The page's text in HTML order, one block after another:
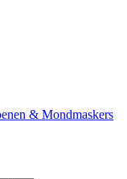
& Mondmaskers